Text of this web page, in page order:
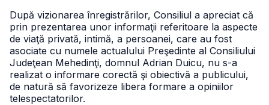
După vizionarea înregistrărilor, Consiliul a apreciat că
prin prezentarea unor informaţii referitoare la aspecte
de viaţă privată, intimă, a persoanei, care au fost
asociate cu numele actualului Preşedinte al Consiliului
Judeţean Mehedinţi, domnul Adrian Duicu, nu s-a
realizat o informare corectă şi obiectivă a publicului,
de natură să favorizeze libera formare a opiniilor
telespectatorilor.